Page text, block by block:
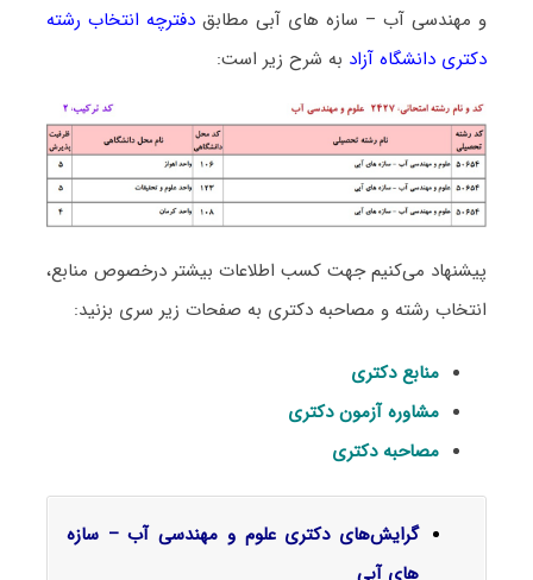
و مهندسی آب – سازه های آبی مطابق دفترچه انتخاب رشته
دکتری دانشگاه آزاد به شرح زیر است:
پیشنهاد می‌کنیم جهت کسب اطلاعات بیشتر درخصوص منابع،
انتخاب رشته و مصاحبه دکتری به صفحات زیر سری بزنید:
منابع دکتری
مشاوره آزمون دکتری
مصاحبه دکتری
گرایش‌های دکتری علوم و مهندسی آب – سازه
های آبی